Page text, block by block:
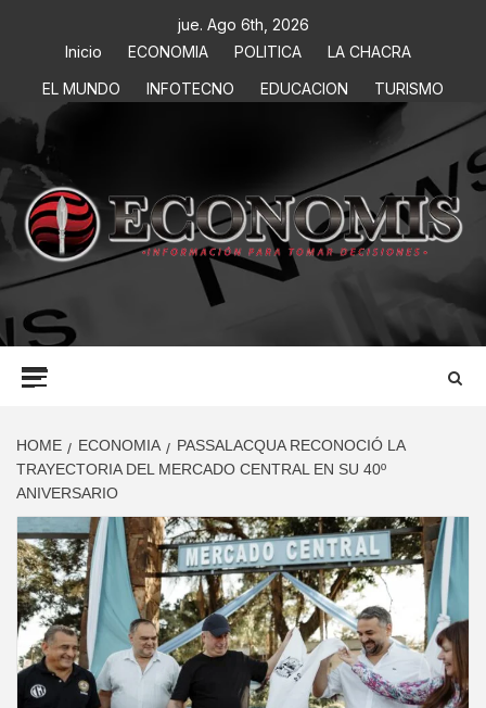
jue. Ago 6th, 2026
Inicio
ECONOMIA POLITICA
LA CHACRA
EL MUNDO
INFOTECNO EDUCACION TURISMO
ECONOMIS
INFORMACIÓN PARA TOMAR DECISIONES
HOME ECONOMIA
PASSALACQUA RECONOCIÓ LA
TRAYECTORIA DEL MERCADO CENTRAL EN SU 40º
ANIVERSARIO